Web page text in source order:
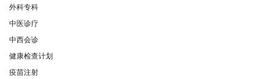
外科专科
中医诊疗
中西会诊
健康检查计划
疫苗注射